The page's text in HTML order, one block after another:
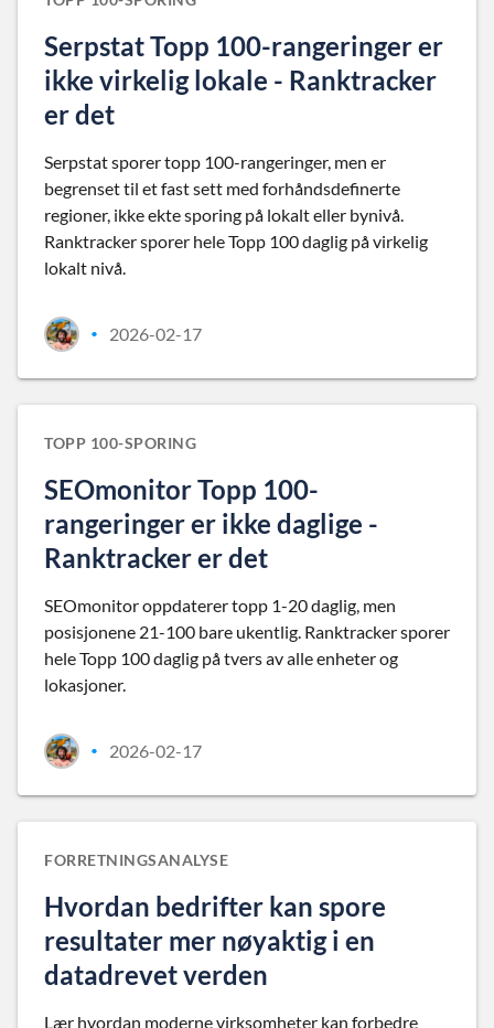
Serpstat Topp 100-rangeringer er
ikke virkelig lokale - Ranktracker
er det
Serpstat sporer topp 100-rangeringer, men er
begrenset til et fast sett med forhåndsdefinerte
regioner, ikke ekte sporing på lokalt eller bynivå.
Ranktracker sporer hele Topp 100 daglig på virkelig
lokalt nivå.
• 2026-02-17
TOPP 100-SPORING
SEOmonitor Topp 100-
rangeringer er ikke daglige -
Ranktracker er det
SEOmonitor oppdaterer topp 1-20 daglig, men
posisjonene 21-100 bare ukentlig. Ranktracker sporer
hele Topp 100 daglig på tvers av alle enheter og
lokasjoner.
• 2026-02-17
FORRETNINGSANALYSE
Hvordan bedrifter kan spore
resultater mer nøyaktig i en
datadrevet verden
Lær hvordan moderne virksomheter kan forbedre